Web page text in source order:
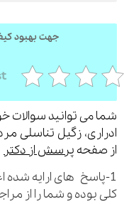
جهت بهبود کیفیت
post
توانید سوالات خود
زگیل تناسلی مردان
پرسش از دکتر
های ارایه شده اعم
و شما را از مراجعه